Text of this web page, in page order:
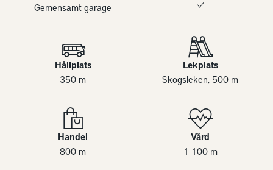
Gemensamt garage
Hållplats
350 m
Lekplats
Skogsleken, 500 m
Handel
800 m
Vård
1 100 m